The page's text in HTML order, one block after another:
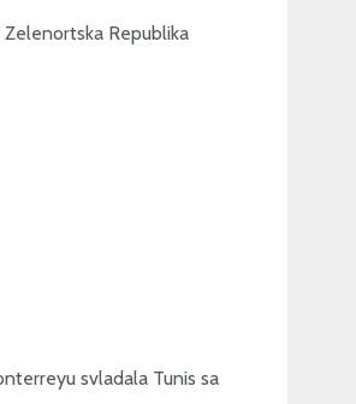
Republika
svladala Tunis sa